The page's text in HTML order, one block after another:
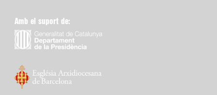
Amb el suport de: